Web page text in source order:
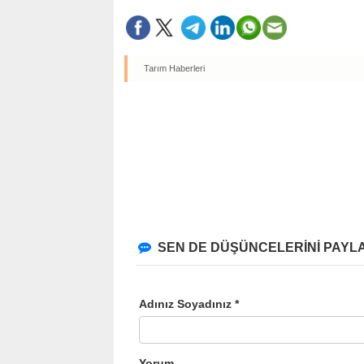
Tarım Haberleri
SEN DE DÜŞÜNCELERİNİ
Adınız Soyadınız *